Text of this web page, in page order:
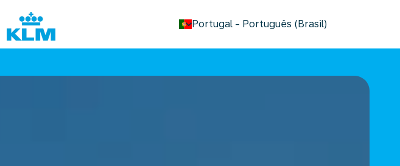
Portugal - Português (Brasil)
keyboard_arrow_down